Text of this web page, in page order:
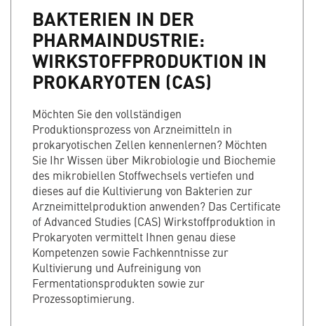
BAKTERIEN IN DER
PHARMAINDUSTRIE:
WIRKSTOFFPRODUKTION IN
PROKARYOTEN (CAS)
Möchten Sie den vollständigen
Produktionsprozess von Arzneimitteln in
prokaryotischen Zellen kennenlernen? Möchten
Sie Ihr Wissen über Mikrobiologie und Biochemie
des mikrobiellen Stoffwechsels vertiefen und
dieses auf die Kultivierung von Bakterien zur
Arzneimittelproduktion anwenden? Das Certificate
of Advanced Studies (CAS) Wirkstoffproduktion in
Prokaryoten vermittelt Ihnen genau diese
Kompetenzen sowie Fachkenntnisse zur
Kultivierung und Aufreinigung von
Fermentationsprodukten sowie zur
Prozessoptimierung.